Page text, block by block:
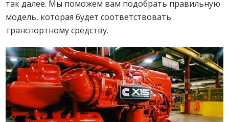
так далее. Мы поможем вам подобрать правильную
модель, которая будет соответствовать
транспортному средству.